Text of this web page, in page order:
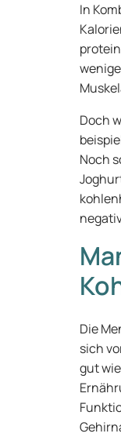
In
Doch
Noch
Die
sich
gut